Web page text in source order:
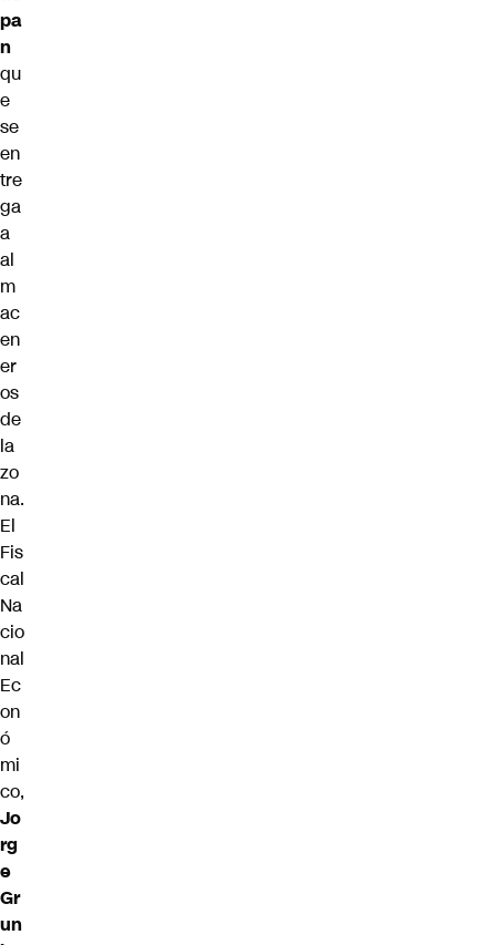
pa
n
qu
e
se
en
tre
ga
a
al
m
ac
en
er
os
de
la
zo
na.
El
Fis
cal
Na
cio
nal
Ec
on
ó
mi
co,
Jo
rg
e
Gr
un